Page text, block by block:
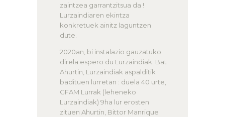
zaintzea garrantzitsua da !
Lurzaindiaren ekintza
konkretuek ainitz laguntzen
dute.
2020an, bi instalazio gauzatuko
direla espero du Lurzaindiak. Bat
Ahurtin, Lurzaindiak aspalditik
badituen lurretan : duela 40 urte,
GFAM Lurrak (leheneko
Lurzaindiak) 9ha lur erosten
zituen Ahurtin, Bittor Manrique